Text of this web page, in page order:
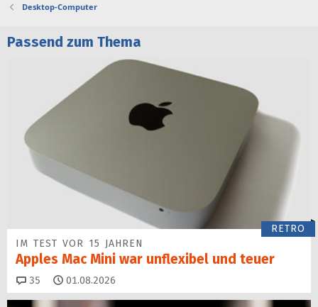
Desktop-Computer
Passend zum Thema
RETRO
IM TEST VOR 15 JAHREN
Apples Mac Mini war unflexibel und teuer
35 Kommentare
01.08.2026